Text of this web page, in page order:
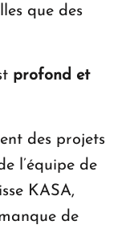
que des
profond et
des projets
l’équipe de
KASA,
de